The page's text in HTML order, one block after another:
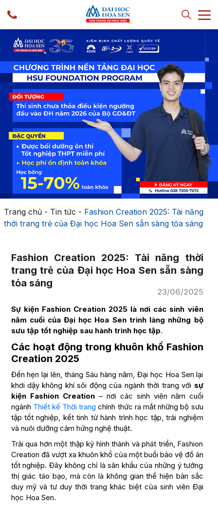
Trang chủ- Tin tức - Fashion Creation 2025: Tài năng
thời trang trẻ của Đại học Hoa Sen sẵn sàng tỏa sáng
Fashion Creation 2025: Tài năng thời
trang trẻ của Đại học Hoa Sen sẵn sàng
tỏa sáng
23/06/2025
Sự kiện Fashion Creation 2025 là nơi các sinh viên
năm cuối của Đại học Hoa Sen trình làng những bộ
sưu tập tốt nghiệp sau hành trình học tập.
Các hoạt động trong khuôn khổ Fashion
Creation 2025
Đến hẹn lại lên, tháng Sáu hàng năm, Đại học Hoa Sen lại
khơi dậy không khí sôi động của ngành thời trang với sự
kiện Fashion Creation– nơi các sinh viên năm cuối
ngành Thiết kế Thời trang chính thức ra mắt những bộ sưu
tập tốt nghiệp, kết tinh từ hành trình học tập, trải nghiệm
và nuôi dưỡng cảm hứng nghệ thuật.
Trải qua hơn một thập kỷ hình thành và phát triển, Fashion
Creation đã vượt xa khuôn khổ của một buổi bảo vệ đồ án
tốt nghiệp. Đây không chỉ là sân khấu của những ý tưởng
thị giác táo bạo, mà còn là không gian thể hiện bản sắc
duy mỹ và tư duy thời trang khác biệt của sinh viên Đại
học Hoa Sen.